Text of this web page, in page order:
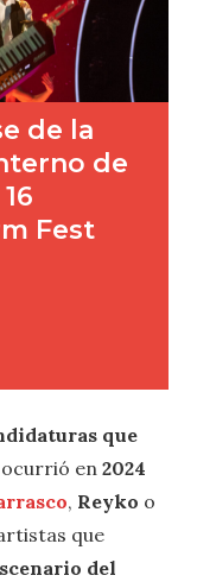
que
en 2024
, Reyko o
que
del